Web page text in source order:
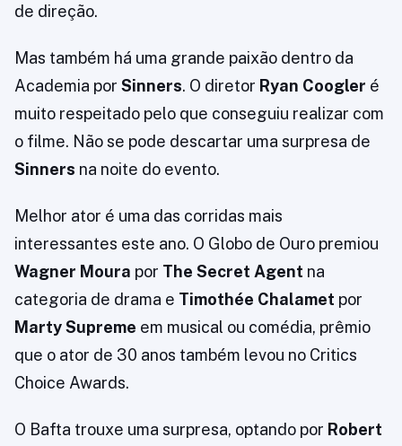
de direção.
Mas também há uma grande paixão dentro da
Academia por Sinners. O diretor Ryan Coogler é
muito respeitado pelo que conseguiu realizar com
o filme. Não se pode descartar uma surpresa de
Sinners na noite do evento.
Melhor ator é uma das corridas mais
interessantes este ano. O Globo de Ouro premiou
Wagner Moura por The Secret Agent na
categoria de drama e Timothée Chalamet por
Marty Supreme em musical ou comédia, prêmio
que o ator de 30 anos também levou no Critics
Choice Awards.
O Bafta trouxe uma surpresa, optando por Robert